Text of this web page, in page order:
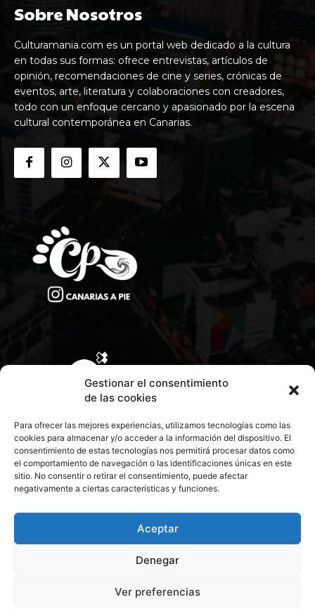
Gestionar el consentimiento
de las cookies
Para ofrecer las mejores experiencias, utilizamos tecnologías como las
cookies para almacenar y/o acceder a la información del dispositivo. El
consentimiento de estas tecnologías nos permitirá procesar datos como
el comportamiento de navegación o las identificaciones únicas en este
sitio. No consentir o retirar el consentimiento, puede afectar
negativamente a ciertas características y funciones.
Aceptar
Denegar
Ver preferencias
Sobre Nosotros
Culturamania.com es un portal web dedicado a la cultura
en todas sus formas: ofrece entrevistas, artículos de
opinión, recomendaciones de cine y series, crónicas de
eventos, arte, literatura y colaboraciones con creadores,
todo con un enfoque cercano y apasionado por la escena
cultural contemporánea en Canarias.
CONTACTA CON NOSOTROS